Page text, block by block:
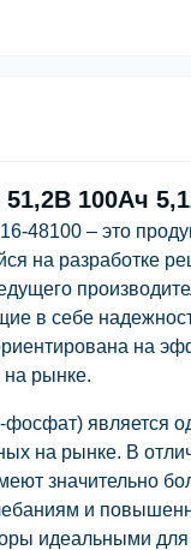
51,2В 100Ач
48100 – это
на разработке
в себе
на
рынке.
фосфат) является
на рынке. В
значительно
и
идеальными